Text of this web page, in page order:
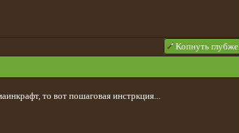
Копнуть глубже
то вот пошаговая инстркция...